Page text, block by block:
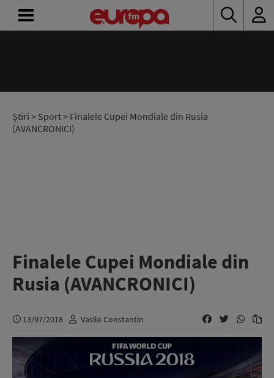
Știri > Sport> Finalele Cupei Mondiale din Rusia
(AVANCRONICI)
Finalele Cupei Mondiale din
Rusia (AVANCRONICI)
13/07/2018 Vasile Constantin
RADIO